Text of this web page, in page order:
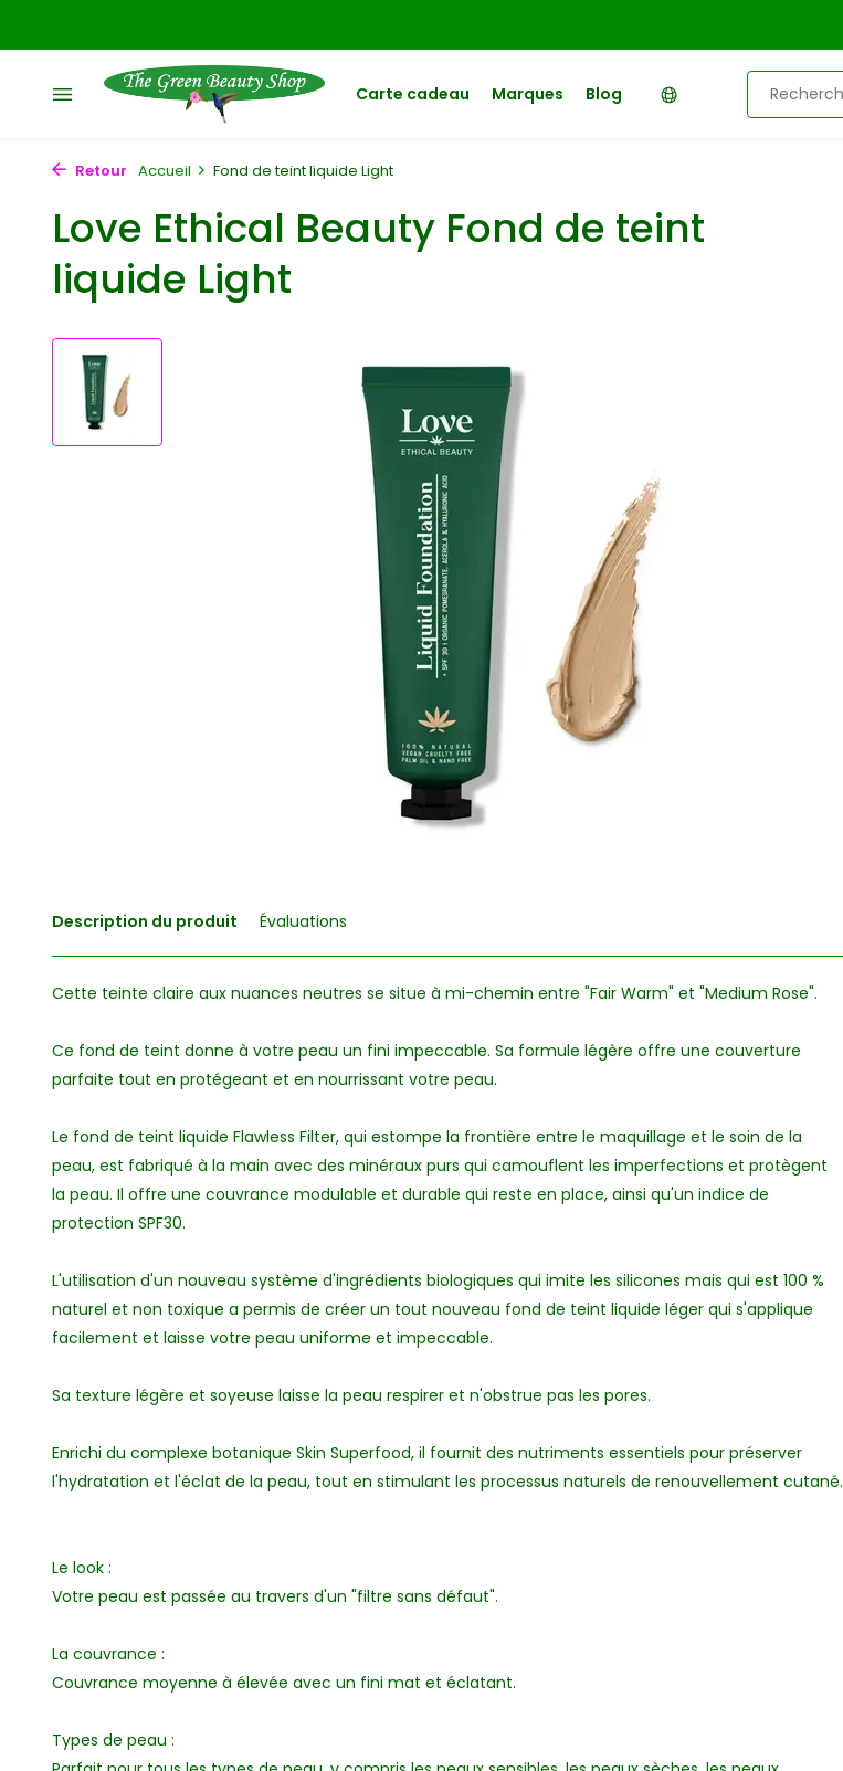
Carte cadeau Marques Blog
Retour Accueil Fond de teint liquide Light
Love Ethical Beauty Fond de teint
liquide Light
Description du produit Évaluations
Cette teinte claire aux nuances neutres se situe à mi-chemin entre "Fair Warm" et "Medium Rose".
Ce fond de teint donne à votre peau un fini impeccable. Sa formule légère offre une couverture
parfaite tout en protégeant et en nourrissant votre peau.
Le fond de teint liquide Flawless Filter, qui estompe la frontière entre le maquillage et le soin de la
peau, est fabriqué à la main avec des minéraux purs qui camouflent les imperfections et protègent
la peau. Il offre une couvrance modulable et durable qui reste en place, ainsi qu'un indice de
protection SPF30.
L'utilisation d'un nouveau système d'ingrédients biologiques qui imite les silicones mais qui est 100 %
naturel et non toxique a permis de créer un tout nouveau fond de teint liquide léger qui s'applique
facilement et laisse votre peau uniforme et impeccable.
Sa texture légère et soyeuse laisse la peau respirer et n'obstrue pas les pores.
Enrichi du complexe botanique Skin Superfood, il fournit des nutriments essentiels pour préserver
l'hydratation et l'éclat de la peau, tout en stimulant les processus naturels de renouvellement cutané.
Le look :
Votre peau est passée au travers d'un "filtre sans défaut".
La couvrance :
Couvrance moyenne à élevée avec un fini mat et éclatant.
Types de peau :